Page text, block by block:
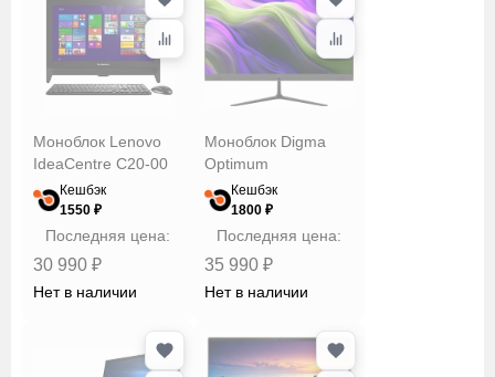
Оперативная
память
система
ПО
Привод
Моноблок Lenovo
IdeaCentre C20-00
Кешбэк
1550 ₽
Последняя цена:
30 990 ₽
Нет в наличии
Моноблок Digma
Optimum
Кешбэк
1800 ₽
Последняя цена:
35 990 ₽
Нет в наличии